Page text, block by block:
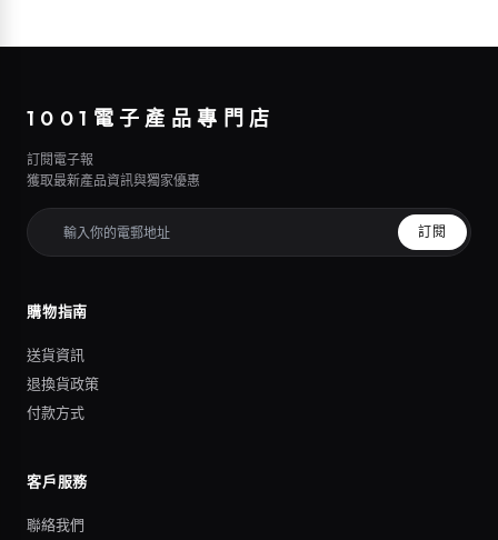
1001電子產品專門店
訂閱電子報
獲取最新產品資訊與獨家優惠
訂閱
購物指南
送貨資訊
退換貨政策
付款方式
客戶服務
聯絡我們